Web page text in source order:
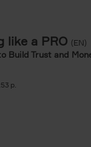
like a PRO (EN)
Build Trust and